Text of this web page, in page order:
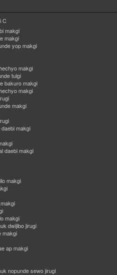
C
makgi
makgi
yop makgi
makgi
tulgi
bakuro makgi
makgi
makgi
makgi
daebi makgi
makgi
makgi
dwijibo jirugi
makgi
ap makgi
nopunde sewo jirugi